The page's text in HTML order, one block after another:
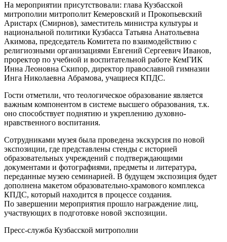
На мероприятии присутствовали: глава Кузбасской
митрополии митрополит Кемеровский и Прокопьевский
Аристарх (Смирнов), заместитель министра культуры и
национальной политики Кузбасса Татьяна Анатольевна
Акимова, председатель Комитета по взаимодействию с
религиозными организациями Евгений Сергеевич Иванов,
проректор по учебной и воспитательной работе КемГИК
Инна Леоновна Скипор, директор православной гимназии
Инга Николаевна Абрамова, учащиеся КПДС.
Гости отметили, что теологическое образование является
важным компонентом в системе высшего образования, т.к.
оно способствует поднятию и укреплению духовно-
нравственного воспитания.
Сотрудниками музея была проведена экскурсия по новой
экспозиции, где представлены стенды с историей
образовательных учреждений с подтверждающими
документами и фотографиями, предметы и литература,
переданные музею семинарией. В будущем экспозиция будет
дополнена макетом образовательно-храмового комплекса
КПДС, который находится в процессе создания.
По завершении мероприятия прошло награждение лиц,
участвующих в подготовке новой экспозиции.
Пресс-служба Кузбасской митрополии